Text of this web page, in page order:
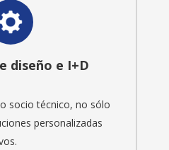
diseño e I+D
socio técnico, no sólo
personalizadas